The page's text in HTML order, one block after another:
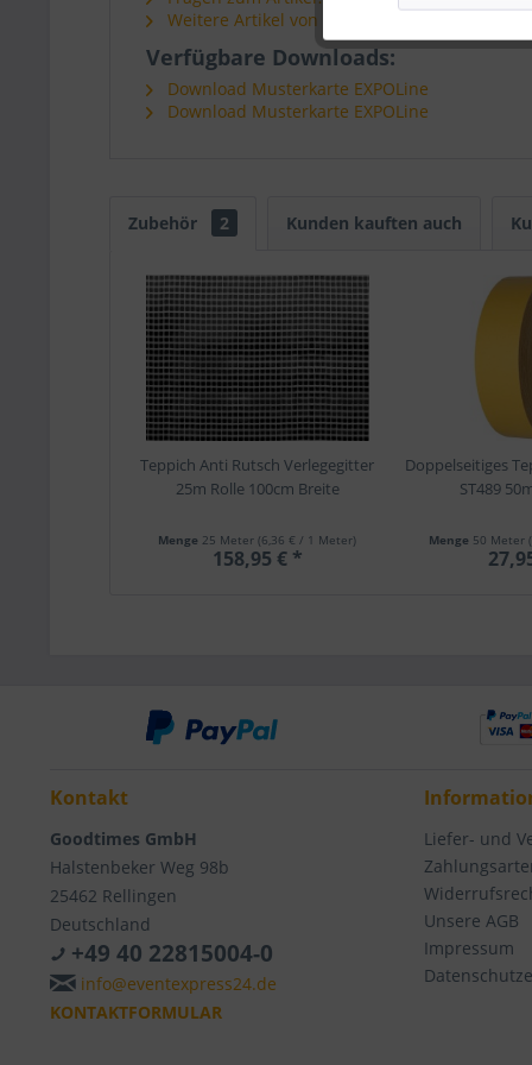
Weitere Artikel von Goodtimes
Verfügbare Downloads:
Download Musterkarte EXPOLine
Download Musterkarte EXPOLine
Zubehör 2 Kunden kauften auch
Teppich Anti Rutsch Verlegegitter
25m Rolle 100cm Breite
Menge 25 Meter(6,36 € / 1 Meter)
158,95 € *
Doppelseitiges
ST489
Menge 50 Meter
Kontakt
Goodtimes GmbH
Halstenbeker Weg 98b
25462 Rellingen
Deutschland
+49 40 22815004-0
info@eventexpress24.de
KONTAKTFORMULAR
Liefer- und
Unsere AGB
Impressum